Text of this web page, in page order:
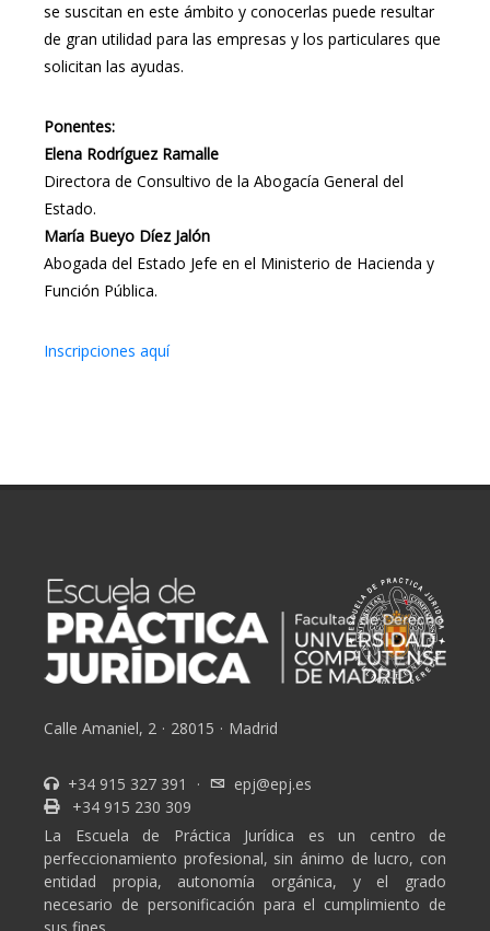
se suscitan en este ámbito y conocerlas puede resultar
de gran utilidad para las empresas y los particulares que
solicitan las ayudas.
Ponentes:
Elena Rodríguez Ramalle
Directora de Consultivo de la Abogacía General del
Estado.
María Bueyo Díez Jalón
Abogada del Estado Jefe en el Ministerio de Hacienda y
Función Pública.
Inscripciones aquí
Calle Amaniel, 2 · 28015 · Madrid
+34 915 327 391 ·
epj@epj.es
+34 915 230 309
La Escuela de Práctica Jurídica es un centro de
perfeccionamiento profesional, sin ánimo de lucro, con
entidad propia, autonomía orgánica, y el grado
necesario de personificación para el cumplimiento de